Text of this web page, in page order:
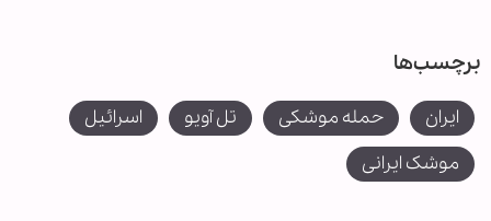
برچسب‌ها
ایران حمله موشکی تل آویو
اسرائیل
موشک ایرانی